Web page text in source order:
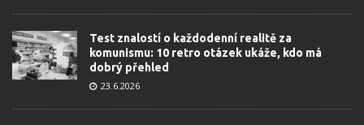
Test znalostí o každodenní realitě za
komunismu: 10 retro otázek ukáže, kdo má
dobrý přehled
23.6.2026